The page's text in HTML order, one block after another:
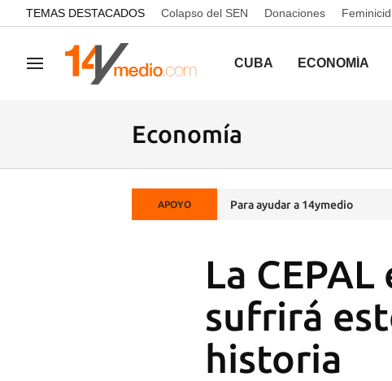
common.go-to-content
TEMAS DESTACADOS Colapso del SEN Donaciones
Navegación CUBA ECONOMÍA
Economía
APOYO Para ayudar a 14ymedio
La
sufrirá
historia